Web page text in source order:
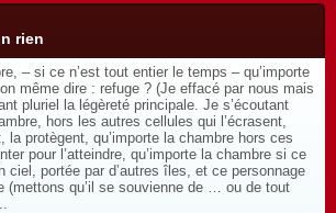
rien
– si ce n’est tout entier le temps – qu’importe
même dire : refuge ? (Je effacé par nous mais
pluriel la légèreté principale. Je s’écoutant
hors les autres cellules qui l’écrasent,
la protègent, qu’importe la chambre hors ces
pour l’atteindre, qu’importe la chambre si ce
ciel, portée par d’autres îles, et ce personnage
(mettons qu’il se souvienne de … ou de tout